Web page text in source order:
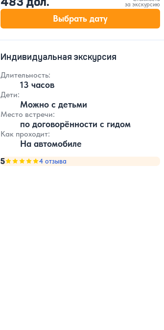
за экскурсию
Выбрать дату
Индивидуальная экскурсия
Длительность:
13 часов
Дети:
Можно с детьми
Место встречи:
по договорённости с гидом
Как проходит:
На автомобиле
5Оценка, количество звезд:
4 отзыва